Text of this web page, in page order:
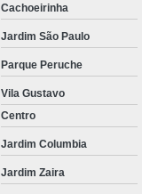
Cachoeirinha
Jardim São Paulo
Parque Peruche
Vila Gustavo
Centro
Jardim Columbia
Jardim Zaira